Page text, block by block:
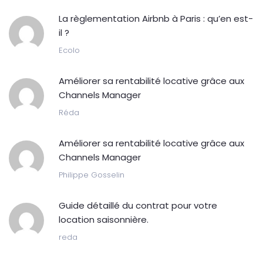
La règlementation Airbnb à Paris : qu’en est-
il ?
Ecolo
Améliorer sa rentabilité locative grâce aux
Channels Manager
Réda
Améliorer sa rentabilité locative grâce aux
Channels Manager
Philippe Gosselin
Guide détaillé du contrat pour votre
location saisonnière.
reda